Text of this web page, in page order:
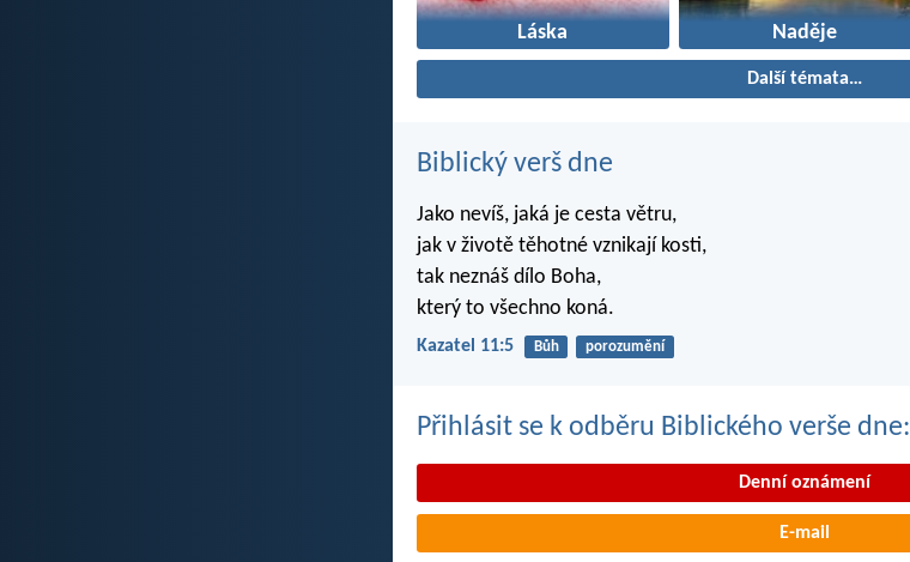
Láska Naděje
Další témata…
Biblický verš dne
Jako nevíš, jaká je cesta větru,
jak v životě těhotné vznikají kosti,
tak neznáš dílo Boha,
který to všechno koná.
Kazatel 11:5 Bůh porozumění
Přihlásit se k odběru Biblického verše dne:
Denní oznámení
E-mail